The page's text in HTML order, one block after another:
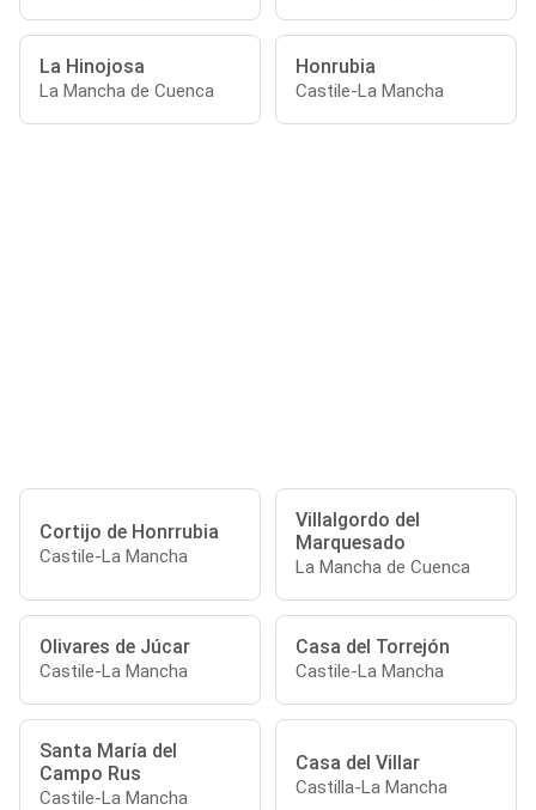
La Hinojosa
La Mancha de Cuenca
Honrubia
Castile-La Mancha
Cortijo de Honrrubia
Castile-La Mancha
Villalgordo del
Marquesado
La Mancha de Cuenca
Olivares de Júcar
Castile-La Mancha
Casa del Torrejón
Castile-La Mancha
Santa María del
Campo Rus
Castile-La Mancha
Casa del Villar
Castilla-La Mancha